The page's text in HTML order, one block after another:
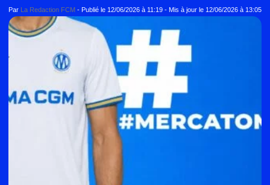
Par La Redaction FCM - Publié le 12/06/2026 à 11:19 - Mis à jour le 12/06/2026 à 13:05